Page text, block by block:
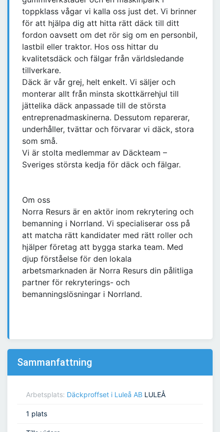
toppklass vågar vi kalla oss just det. Vi brinner
för att hjälpa dig att hitta rätt däck till ditt
fordon oavsett om det rör sig om en personbil,
lastbil eller traktor. Hos oss hittar du
kvalitetsdäck och fälgar från världsledande
tillverkare.
Däck är vår grej, helt enkelt. Vi säljer och
monterar allt från minsta skottkärrehjul till
jättelika däck anpassade till de största
entreprenadmaskinerna. Dessutom reparerar,
underhåller, tvättar och förvarar vi däck, stora
som små.
Vi är stolta medlemmar av Däckteam –
Sveriges största kedja för däck och fälgar.
Om oss
Norra Resurs är en aktör inom rekrytering och
bemanning i Norrland. Vi specialiserar oss på
att matcha rätt kandidater med rätt roller och
hjälper företag att bygga starka team. Med
djup förståelse för den lokala
arbetsmarknaden är Norra Resurs din pålitliga
partner för rekryterings- och
bemanningslösningar i Norrland.
Sammanfattning
Arbetsplats: Däckproffset i Luleå AB LULEÅ
1 plats